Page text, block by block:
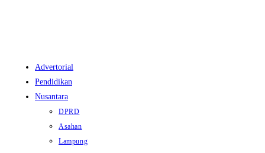
Advertorial
Pendidikan
Nusantara
DPRD
Asahan
Lampung